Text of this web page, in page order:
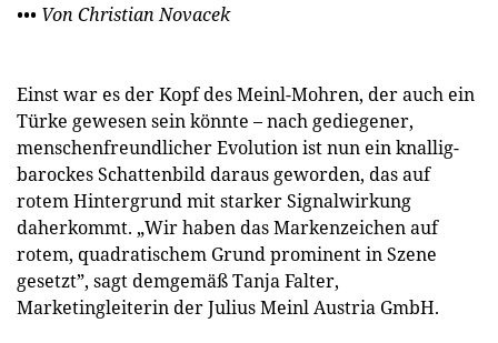
••• Von Christian Novacek
Einst war es der Kopf des Meinl-Mohren, der auch ein
Türke gewesen sein könnte – nach gediegener,
menschenfreundlicher Evolution ist nun ein knallig-
barockes Schattenbild daraus geworden, das auf
rotem Hintergrund mit starker Signalwirkung
daherkommt. „Wir haben das Markenzeichen auf
rotem, quadratischem Grund prominent in Szene
gesetzt”, sagt demgemäß Tanja Falter,
Marketingleiterin der Julius Meinl Austria GmbH.